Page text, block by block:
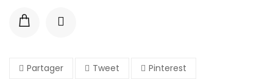
Partager Tweet Pinterest